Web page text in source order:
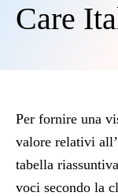
Care
Per fornire una
valore relativi
tabella
voci secondo la